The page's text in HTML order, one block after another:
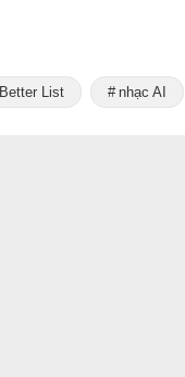
Better List nhạc AI